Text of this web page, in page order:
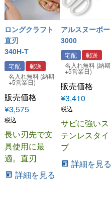
ロングクラフト
直刃
340H-T
宅配
郵送
名入れ無料 (納期
+5営業日)
販売価格
¥3,575
税込
長い刃先で文
具使用に最
適。直刃
詳細を見る
アルスヌーボー
3000
宅配
郵送
名入れ無料 (納期
+5営業日)
販売価格
¥3,410
税込
サビに強いス
テンレスタイ
プ
詳細を見る